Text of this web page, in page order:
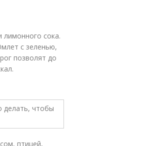
лимонного сока.
с зеленью,
позволят до
птицей,